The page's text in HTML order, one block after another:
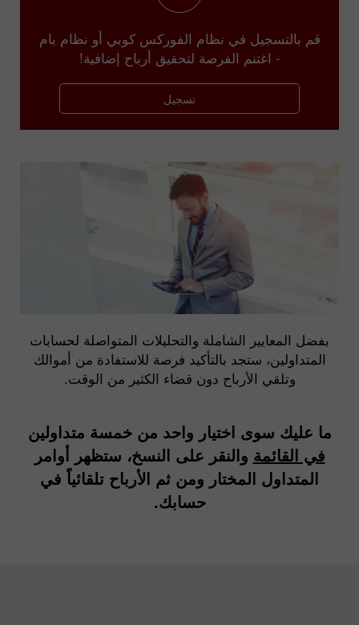
قم بالتسجيل في نظام الفوركس كوبي أو نظام بام
- اغتنم الفرصة لتحقيق أرباح إضافية!
تسجيل
بفضل المعايير الشاملة والتحليلات المتواصلة لحسابات
المتداولين، ستجد بالتأكيد فرصة للاستفادة من أموالك
وتلقي الأرباح دون قضاء الكثير من الوقت.
ما عليك سوى اختيار واحد من خمسة متداولين
في القائمة والنقر على النسخ، ستظهر أوامر
المتداول المختار ومن ثم الأرباح تلقائياً في
حسابك.